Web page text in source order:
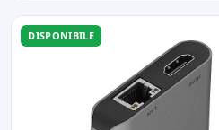
DISPONIBILE